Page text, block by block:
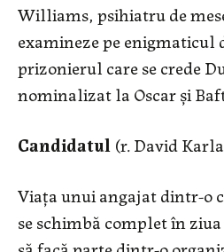
Williams, psihiatru de
examineze pe enigmaticul
prizonierul care se crede
nominalizat la Oscar și
Candidatul (r. David
Viața unui angajat dintr-o
se schimbă complet în